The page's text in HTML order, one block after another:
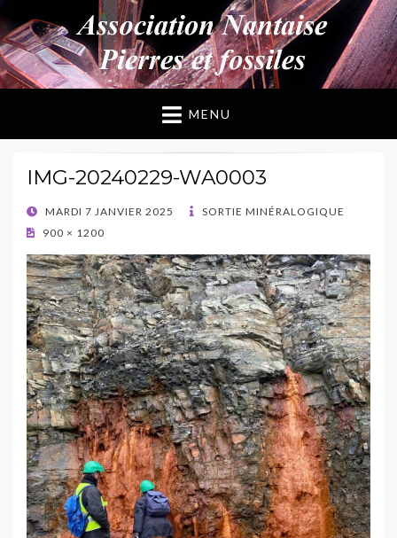
ANPF
Association Nantaise Pierres et Fossiles
MENU
IMG-20240229-WA0003
POSTED
ON
MARDI 7 JANVIER 2025
SORTIE MINÉRALOGIQUE
900 × 1200